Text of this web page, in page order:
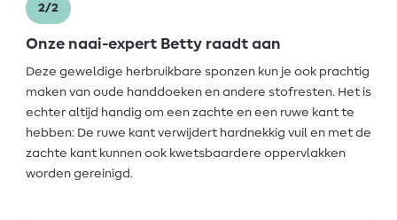
2/2
Onze naai-expert Betty raadt aan
Deze geweldige herbruikbare sponzen kun je ook prachtig
maken van oude handdoeken en andere stofresten. Het is
echter altijd handig om een zachte en een ruwe kant te
hebben: De ruwe kant verwijdert hardnekkig vuil en met de
zachte kant kunnen ook kwetsbaardere oppervlakken
worden gereinigd.